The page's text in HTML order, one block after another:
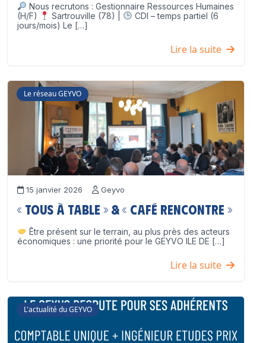
Nous recrutons : Gestionnaire Ressources Humaines
(H/F)
Sartrouville (78) |
CDI – temps partiel (6
jours/mois) Le […]
Lire la suite
Le réseau GEYVO
15 janvier 2026 Geyvo
« Tous à table » & « Café Rencontre »
Être présent sur le terrain, au plus près des acteurs
économiques : une priorité pour le GEYVO ILE DE […]
Lire la suite
L'actualité du GEYVO